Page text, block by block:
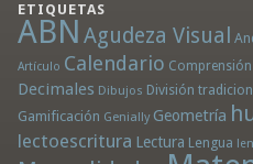
ETIQUETAS
ABN Agudeza Visual
Artículo Calendario
Decimales Dibujos División
Gamificación Genially Geometría
lectoescritura Lectura Lengua